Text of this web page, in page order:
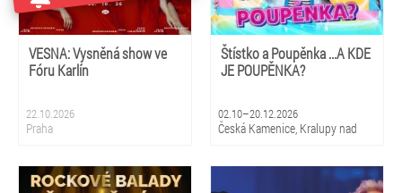
VESNA: Vysněná show ve
Fóru Karlín
22.10.2026
Praha
Štístko a Poupěnka ...A KDE
JE POUPĚNKA?
02.10–20.12.2026
Česká Kamenice, Kralupy nad
Pardubice, Kyjov, Uherské